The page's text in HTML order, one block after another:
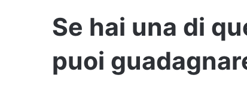
Se hai una di
puoi